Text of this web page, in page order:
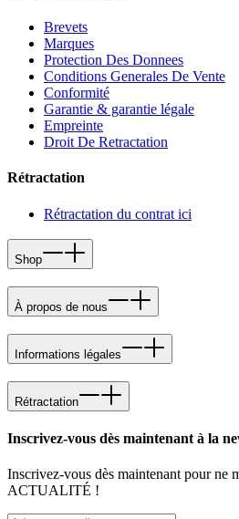
Brevets
Marques
Protection Des Donnees
Conditions Generales De Vente
Conformité
Garantie & garantie légale
Empreinte
Droit De Retractation
Rétractation
Rétractation du contrat ici
Shop
À propos de nous
Informations légales
Rétractation
Inscrivez-vous dès maintenant à la
Inscrivez-vous dès maintenant pour ne
ACTUALITÉ !